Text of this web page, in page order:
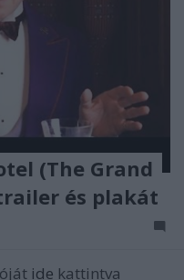
(The Grand
és plakát
ide kattintva